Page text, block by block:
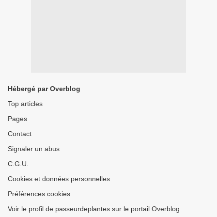
Hébergé par Overblog
Top articles
Pages
Contact
Signaler un abus
C.G.U.
Cookies et données personnelles
Préférences cookies
Voir le profil de passeurdeplantes sur le portail Overblog